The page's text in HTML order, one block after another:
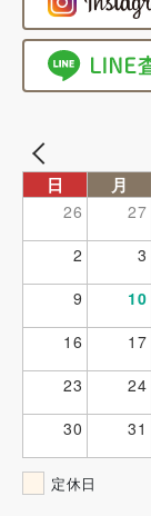
日 月
26 27
2
3
9
10
16
17
23
24
30
31
定休日